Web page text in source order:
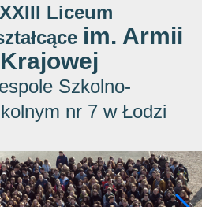
Liceum
im. Armii
Krajowej
Szkolno-
nr 7 w Łodzi